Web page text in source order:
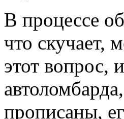
В процессе
что скучает,
этот вопрос,
прописаны,